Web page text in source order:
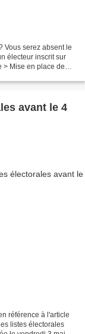
Vous serez absent le
électeur inscrit sur
> Mise en place de
avant le 4
référence à l'article
listes électorales